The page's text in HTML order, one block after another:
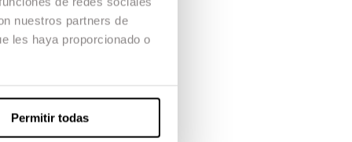
nuestros partners de
les haya proporcionado o
Permitir todas
docents,
en